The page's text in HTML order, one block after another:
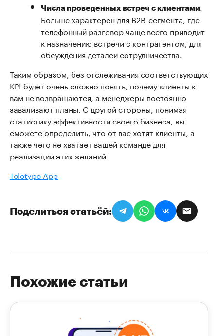
Числа проведенных встреч с клиентами.
Больше характерен для В2В-сегмента, где
телефонный разговор чаще всего приводит
к назначению встречи с контрагентом, для
обсуждения деталей сотрудничества.
Таким образом, без отслеживания соответствующих
KPI будет очень сложно понять, почему клиенты к
вам не возвращаются, а менеджеры постоянно
заваливают планы. С другой стороны, понимая
статистику эффективности своего бизнеса, вы
сможете определить, что от вас хотят клиенты, а
также чего не хватает вашей команде для
реализации этих желаний.
Teletype App
Поделиться статьёй
Похожие статьи